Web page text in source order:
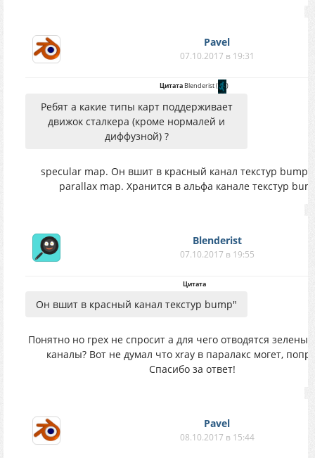
Pavel
07.10.2017 в 19:31
ЦитатаBlenderist( )
Ребят а какие типы карт поддерживает
движок сталкера (кроме нормалей и
диффузной) ?
specular map. Он вшит в красный канал текстур
parallax map. Хранится в альфа канале текстур
Blenderist
07.10.2017 в 19:55
Цитата
Он вшит в красный канал текстур bump"
Понятно но грех не спросит а для чего отводятся
каналы? Вот не думал что xray в паралакс могет,
Спасибо за ответ!
Pavel
08.10.2017 в 15:44